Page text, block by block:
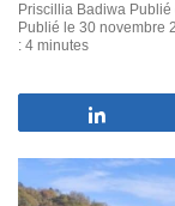
Priscillia Badiwa Publié
Publié le 30 novembre
: 4 minutes